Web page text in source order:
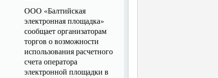
ООО «Балтийская
электронная площадка»
сообщает организаторам
торгов о возможности
использования расчетного
счета оператора
электронной площадки в